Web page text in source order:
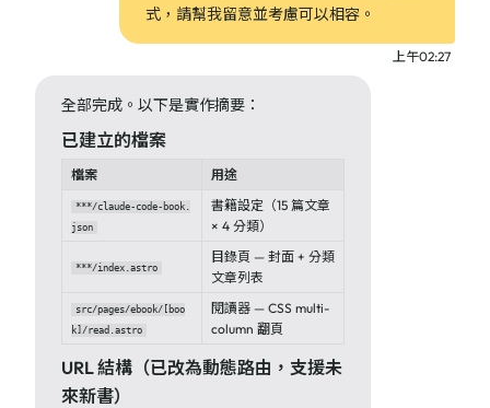
式，請幫我留意並考慮可以相容。
上午02:27
全部完成。以下是實作摘要：
已建立的檔案
檔案 用途
***/claude-code-book.
json
書籍設定（15 篇文章
× 4 分類）
***/index.astro
目錄頁 — 封面 + 分類
文章列表
src/pages/ebook/[boo
k]/read.astro
閱讀器 — CSS multi-
column 翻頁
URL 結構（已改為動態路由，支援未
來新書）